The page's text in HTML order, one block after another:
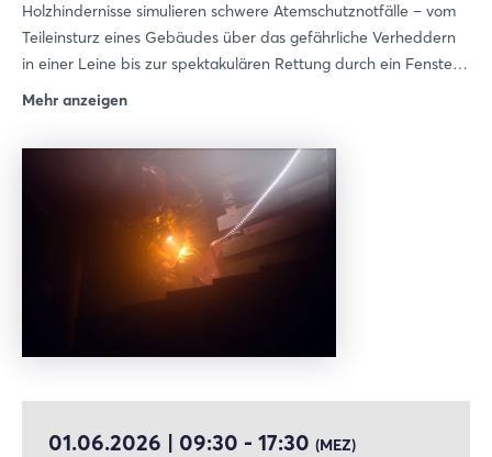
Holzhindernisse simulieren schwere Atemschutznotfälle – vom
Teileinsturz eines Gebäudes über das gefährliche Verheddern
in einer Leine bis zur spektakulären Rettung durch ein Fenster
im „Denver Drill“. Zehn Trupps pro Tag stellen sich dieser
sicher zu retten. Realistische Bedingungen, höchste Belastung
und echte Teamarbeit machen diese Vorführung zu einem
intensiven Erlebnis.
Mehr anzeigen
01.06.2026 | 09:30 - 17:30 (MEZ)